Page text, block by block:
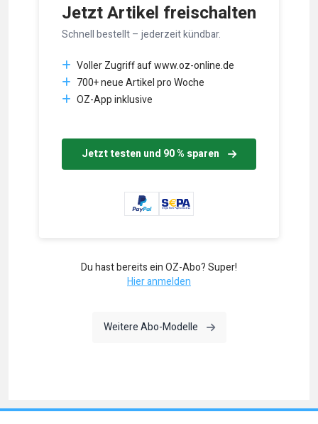
Jetzt Artikel freischalten
Schnell bestellt – jederzeit kündbar.
Voller Zugriff auf www.oz-online.de
700+ neue Artikel pro Woche
OZ-App inklusive
Jetzt testen und 90 % sparen
Du hast bereits ein OZ-Abo? Super!
Hier anmelden
Weitere Abo-Modelle